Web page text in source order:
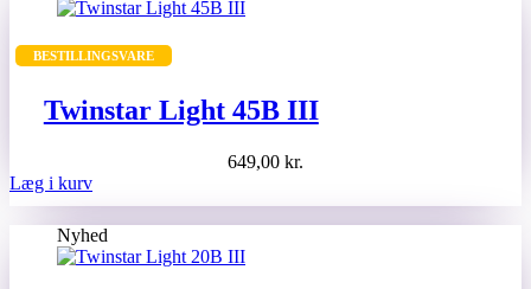
BESTILLINGSVARE
Twinstar Light 45B III
649,00 kr.
Læg i kurv
Nyhed